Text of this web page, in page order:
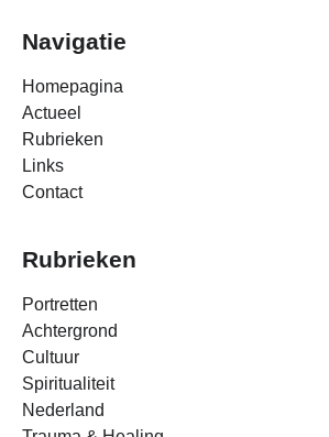
Navigatie
Homepagina
Actueel
Rubrieken
Links
Contact
Rubrieken
Portretten
Achtergrond
Cultuur
Spiritualiteit
Nederland